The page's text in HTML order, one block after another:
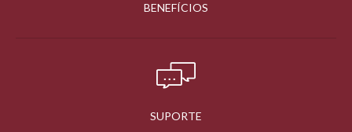
BENEFÍCIOS
SUPORTE